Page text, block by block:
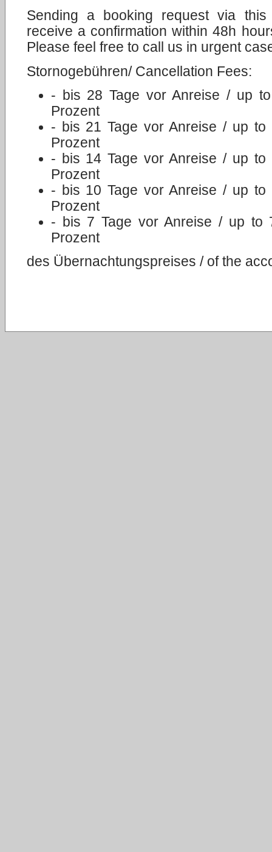
Sending a booking request via
receive a confirmation within 48h
Please feel free to call us in urgent
Stornogebühren/ Cancellation Fees:
- bis 28 Tage vor Anreise / up
Prozent
- bis 21 Tage vor Anreise / up
Prozent
- bis 14 Tage vor Anreise / up
Prozent
- bis 10 Tage vor Anreise / up
Prozent
- bis 7 Tage vor Anreise / up to
Prozent
des Übernachtungspreises / of the